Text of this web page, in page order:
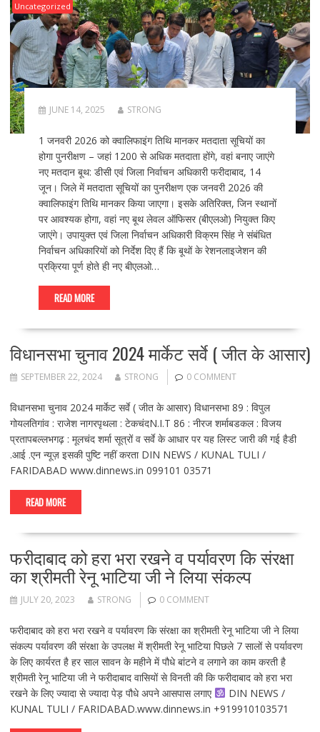
Uncategorized
JUNE 14, 2025 STRONG
1 जनवरी 2026 को क्वालिफाइंग तिथि मानकर मतदाता सूचियों का
होगा पुनरीक्षण – जहां 1200 से अधिक मतदाता होंगे, वहां बनाए जाएंगे
नए मतदान बूथ: डीसी एवं जिला निर्वाचन अधिकारी फरीदाबाद, 14
जून। जिले में मतदाता सूचियों का पुनरीक्षण एक जनवरी 2026 की
क्वालिफाइंग तिथि मानकर किया जाएगा। इसके अतिरिक्त, जिन स्थानों
पर आवश्यक होगा, वहां नए बूथ लेवल ऑफिसर (बीएलओ) नियुक्त किए
जाएंगे। उपायुक्त एवं जिला निर्वाचन अधिकारी विक्रम सिंह ने संबंधित
निर्वाचन अधिकारियों को निर्देश दिए हैं कि बूथों के रेशनलाइजेशन की
प्रक्रिया पूर्ण होते ही नए बीएलओ…
READ MORE
विधानसभा चुनाव 2024 मार्केट सर्वे ( जीत के आसार)
SEPTEMBER 22, 2024 STRONG 0 COMMENT
विधानसभा चुनाव 2024 मार्केट सर्वे ( जीत के आसार) विधानसभा 89 : विपुल
गोयलतिगांव : राजेश नागरपृथला : टेकचंदN.I.T 86 : नीरज शर्माबडकल : विजय
प्रतापबल्लभगढ़ : मूलचंद शर्मा सूत्रों व सर्वे के आधार पर यह लिस्ट जारी की गई हैडी
.आई .एन न्यूज़ इसकी पुष्टि नहीं करता DIN NEWS / KUNAL TULI /
FARIDABAD www.dinnews.in 099101 03571
READ MORE
फरीदाबाद को हरा भरा रखने व पर्यावरण कि संरक्षा
का श्रीमती रेनू भाटिया जी ने लिया संकल्प
JULY 20, 2023 STRONG 0 COMMENT
फरीदाबाद को हरा भरा रखने व पर्यावरण कि संरक्षा का श्रीमती रेनू भाटिया जी ने लिया
संकल्प पर्यावरण की संरक्षा के उपलक्ष में श्रीमती रेनू भाटिया पिछले 7 सालों से पर्यावरण
के लिए कार्यरत है हर साल सावन के महीने में पौधे बांटने व लगाने का काम करती है
श्रीमती रेनू भाटिया जी ने फरीदाबाद वासियों से विनती की कि फरीदाबाद को हरा भरा
रखने के लिए ज्यादा से ज्यादा पेड़ पौधे अपने आसपास लगाए
DIN NEWS /
KUNAL TULI / FARIDABAD.www.dinnews.in +919910103571